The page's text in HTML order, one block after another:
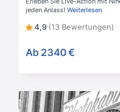
jeden Anlass! Weiterlesen
4,9 (13 Bewertungen)
Ab 2340 €